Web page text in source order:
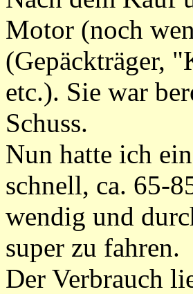
Motor (noch
(Gepäckträger,
etc.). Sie war
Schuss.
Nun hatte ich
schnell, ca. 65-
wendig und
super zu fahren.
Der Verbrauch